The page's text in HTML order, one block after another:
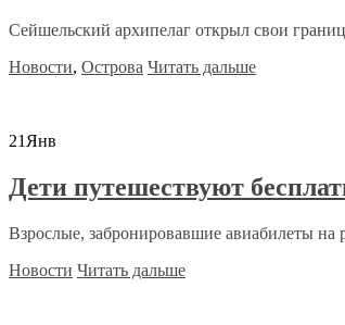
Сейшельский архипелаг открыл свои
Новости, Острова Читать дальше
21Янв
Дети путешествуют
Взрослые, забронировавшие авиабилеты
Новости Читать дальше